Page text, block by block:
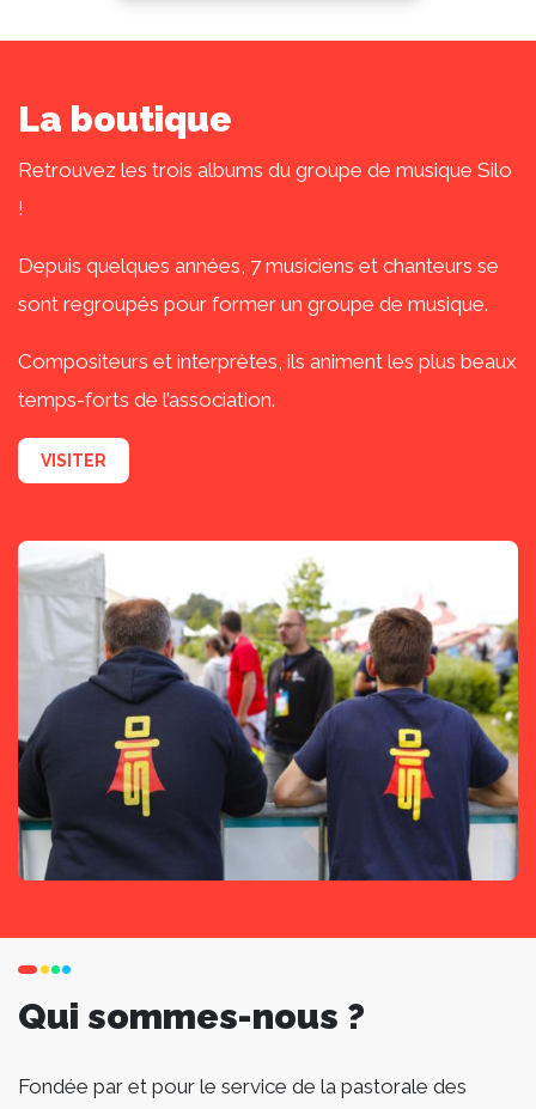
La boutique
Retrouvez les trois albums du groupe de musique Silo
!
Depuis quelques années, 7 musiciens et chanteurs se
sont regroupés pour former un groupe de musique.
Compositeurs et interprètes, ils animent les plus beaux
temps-forts de l’association.
VISITER
Qui sommes-nous ?
Fondée par et pour le service de la pastorale des